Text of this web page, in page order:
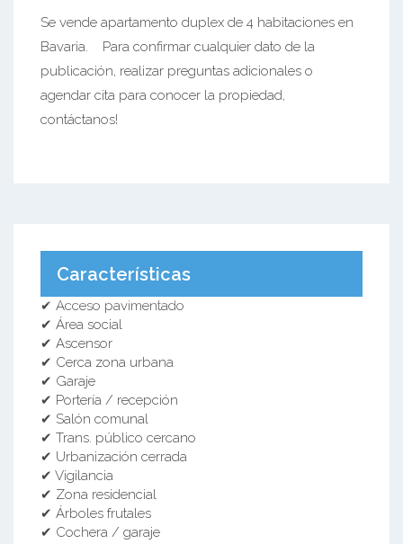
Se vende apartamento duplex de 4 habitaciones en
Bavaria. Para confirmar cualquier dato de la
publicación, realizar preguntas adicionales o
agendar cita para conocer la propiedad,
contáctanos!
Características
✔ Acceso pavimentado
✔ Área social
✔ Ascensor
✔ Cerca zona urbana
✔ Garaje
✔ Portería / recepción
✔ Salón comunal
✔ Trans. público cercano
✔ Urbanización cerrada
✔ Vigilancia
✔ Zona residencial
✔ Árboles frutales
✔ Cochera / garaje